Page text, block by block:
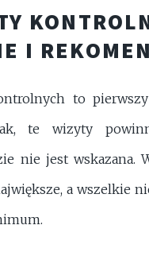
I
to
te wizyty
nie jest wskazana.
a wszelkie